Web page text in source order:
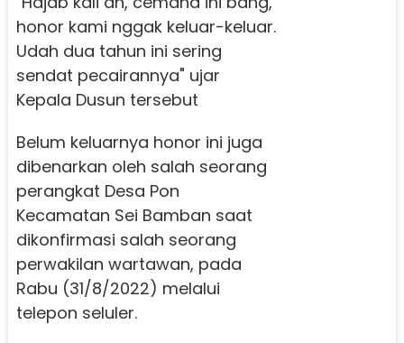
honor kami nggak keluar-keluar.
Udah dua tahun ini sering
sendat pecairannya" ujar
Kepala Dusun tersebut
Belum keluarnya honor ini juga
dibenarkan oleh salah seorang
perangkat Desa Pon
Kecamatan Sei Bamban saat
dikonfirmasi salah seorang
perwakilan wartawan, pada
Rabu (31/8/2022) melalui
telepon seluler.